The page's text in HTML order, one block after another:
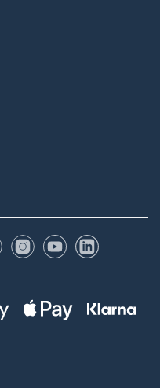
FacebookInstagram
YouTubeLinkedIn